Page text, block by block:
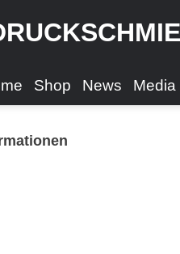
Shop News Media